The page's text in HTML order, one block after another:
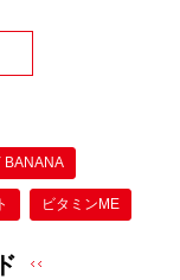
BANANA
ビタミンME